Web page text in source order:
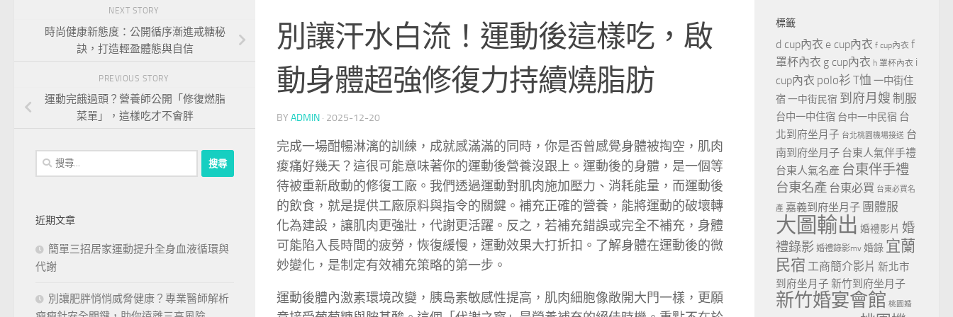
別讓汗水白流！運動後這樣吃，啟
動身體超強修復力持續燒脂肪
BY ADMIN · 2025-12-20
完成一場酣暢淋漓的訓練，成就感滿滿的同時，你是否曾感覺身體被掏空，肌肉
痠痛好幾天？這很可能意味著你的運動後營養沒跟上。運動後的身體，是一個等
待被重新啟動的修復工廠。我們透過運動對肌肉施加壓力、消耗能量，而運動後
的飲食，就是提供工廠原料與指令的關鍵。補充正確的營養，能將運動的破壞轉
化為建設，讓肌肉更強壯，代謝更活躍。反之，若補充錯誤或完全不補充，身體
可能陷入長時間的疲勞，恢復緩慢，運動效果大打折扣。了解身體在運動後的微
妙變化，是制定有效補充策略的第一步。
運動後體內激素環境改變，胰島素敏感性提高，肌肉細胞像敞開大門一樣，更願
NEXT STORY
時尚健康新態度：公開循序漸進戒糖秘
訣，打造輕盈體態與自信
PREVIOUS STORY
運動完餓過頭？營養師公開「修復燃脂
菜單」，這樣吃才不會胖
搜
尋
字:
近期文章
簡單三招居家運動提升全身血液循環與
代謝
別讓肥胖悄悄威脅健康？專業醫師解析
標籤
d cup內衣 e cup內衣 f cup內衣 f
罩杯內衣 g cup內衣 h 罩杯內衣 i
cup內衣 polo衫 T恤 一中街住
宿一中街民宿 到府月嫂 制服
台中一中住宿 台中一中民宿 台
北到府坐月子 台北桃園機場接送 台
南到府坐月子 台東人氣伴手禮
台東人氣名產 台東伴手禮
台東名產 台東必買 台東必買名
產 嘉義到府坐月子 團體服
大圖輸出 婚禮影片 婚
禮錄影 婚禮錄影mv 婚錄 宜蘭
民宿 工商簡介影片 新北市
到府坐月子 新竹到府坐月子
新竹婚宴會館 桃園婚